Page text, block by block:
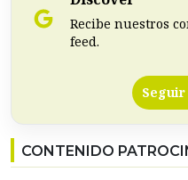
Recibe nuestros
feed.
Seguir
CONTENIDO